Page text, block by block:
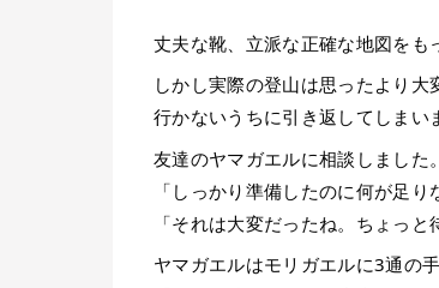
丈夫な靴、立派な正確な地図をも
しかし実際の登山は思ったより
行かないうちに引き返してしまい
友達のヤマガエルに相談しました。
「しっかり準備したのに何が足り
「それは大変だったね。ちょっ
ヤマガエルはモリガエルに3通の